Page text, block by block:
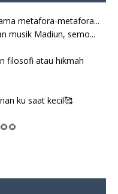
metafora-metafora...
musik Madiun, semo...
filosofi atau hikmah
ku saat kecil🥰